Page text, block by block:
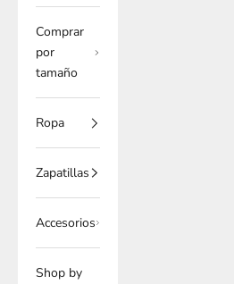
Comprar
por
tamaño
Ropa
Zapatillas
Accesorios
Shop by